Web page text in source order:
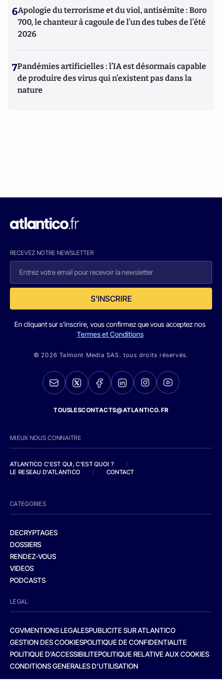
6Apologie du terrorisme et du viol, antisémite : Boro
700, le chanteur à cagoule de l’un des tubes de l’été
2026
7Pandémies artificielles : l’IA est désormais capable
de produire des virus qui n’existent pas dans la
nature
RECEVEZ NOTRE NEWSLETTER
S'INSCRIRE
En cliquant sur s'inscrire, vous confirmez que vous acceptez nos
Termes et Conditions
© 2026 Talmont Media SAS. tous droits réservés.
TOUSLESCONTACTS@ATLANTICO.FR
MIEUX NOUS CONNAITRE
ATLANTICO C'EST QUI, C'EST QUOI ?
/
LE RESEAU D'ATLANTICO
/ CONTACT
CATEGORIES
DECRYPTAGES
DOSSIERS
RENDEZ-VOUS
VIDEOS
PODCASTS
LEGAL
CGVMENTIONS LEGALESPUBLICITE SUR ATLANTICO
GESTION DES COOKIESPOLITIQUE DE CONFIDENTIALITE
POLITIQUE D’ACCESSIBILITEPOLITIQUE RELATIVE AUX COOKIES
CONDITIONS GENERALES D’UTILISATION